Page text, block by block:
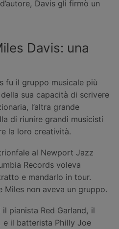
Davis gli firmò un
Davis: una
fu il gruppo musicale più
sua capacità di scrivere
l’altra grande
di riunire grandi musicisti
la loro creatività.
al Newport Jazz
Records voleva
e mandarlo in tour.
Miles non aveva un gruppo.
pianista Red Garland, il
e il batterista Philly Joe